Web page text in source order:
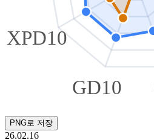
GD10
XPD10
PNG로 저장
26.02.16